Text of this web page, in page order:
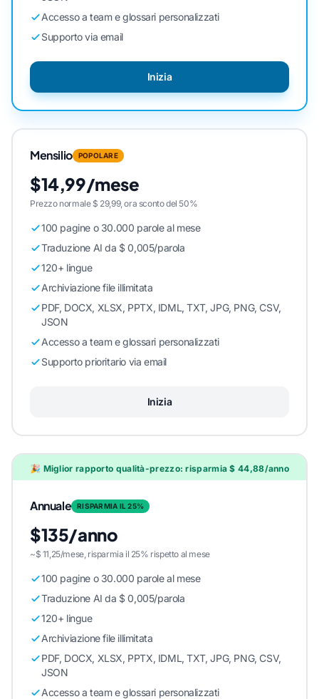
Accesso a team e glossari personalizzati
Supporto via email
Inizia
Mensilio POPOLARE
$14,99/mese
Prezzo normale $ 29,99, ora sconto del 50%
100 pagine o 30.000 parole al mese
Traduzione AI da $ 0,005/parola
120+ lingue
Archiviazione file illimitata
PDF, DOCX, XLSX, PPTX, IDML, TXT, JPG, PNG, CSV,
JSON
Accesso a team e glossari personalizzati
Supporto prioritario via email
Inizia
🎉 Miglior rapporto qualità-prezzo: risparmia $ 44,88/anno
Annuale RISPARMIA IL 25%
$135/anno
~$ 11,25/mese, risparmia il 25% rispetto al mese
100 pagine o 30.000 parole al mese
Traduzione AI da $ 0,005/parola
120+ lingue
Archiviazione file illimitata
PDF, DOCX, XLSX, PPTX, IDML, TXT, JPG, PNG, CSV,
JSON
Accesso a team e glossari personalizzati